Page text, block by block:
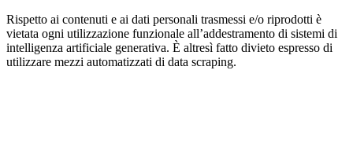
Rispetto ai contenuti e ai dati personali trasmessi e/o riprodotti è
vietata ogni utilizzazione funzionale all’addestramento di sistemi di
intelligenza artificiale generativa. È altresì fatto divieto espresso di
utilizzare mezzi automatizzati di data scraping.